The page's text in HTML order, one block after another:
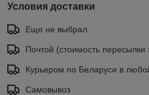
Условия доставки
Еще не выбрал
Почтой (стоимость пересылки
Курьером по Беларуси в
Самовывоз